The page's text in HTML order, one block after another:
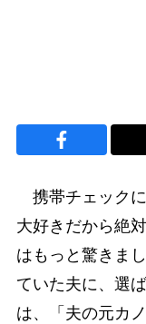
携帯チェック
大好きだから絶
はもっと驚きま
ていた夫に、選
は、「夫の元カ